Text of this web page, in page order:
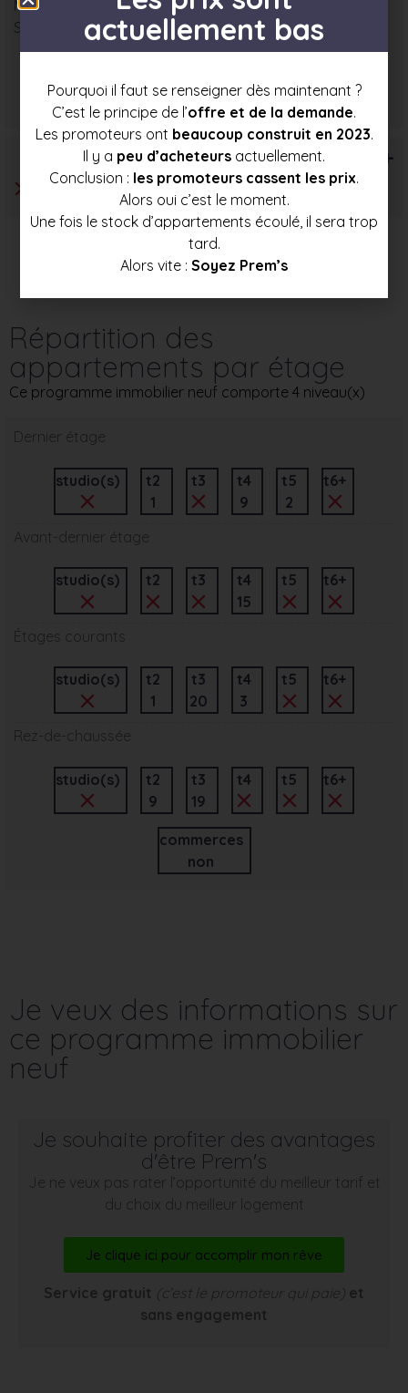
Nombre : 2
Surface moyenne : 98 m²
Prix mini
515 000 €
Prix moyen
546 000 €
Prix max
577 000 €
T6+
Répartition des
appartements par étage
Ce programme immobilier neuf comporte 4 niveau(x)
Dernier étage
studio(s)
t2
1
t3
t4
9
t5
2
t6+
Avant-dernier étage
studio(s) t2 t3
t4
15
t5 t6+
Étages courants
studio(s)
t2
1
t3
20
t4
3
t5 t6+
Rez-de-chaussée
studio(s)
t2
9
t3
19
t4 t5 t6+
commerces
non
Je veux des informations sur
ce programme immobilier
neuf
Je souhaite profiter des avantages
d'être Prem's
Je ne veux pas rater l’opportunité du meilleur tarif et
du choix du meilleur logement
Je clique ici pour accomplir mon rêve
Service gratuit (c’est le promoteur qui paie) et
sans engagement
actuellement bas
Pourquoi il faut se renseigner dès maintenant ?
C’est le principe de l’offre et de la demande.
Les promoteurs ont beaucoup construit en 2023.
Il y a peu d’acheteurs actuellement.
Conclusion : les promoteurs cassent les prix.
Alors oui c’est le moment.
Une fois le stock d’appartements écoulé, il sera trop
tard.
Alors vite : Soyez Prem’s